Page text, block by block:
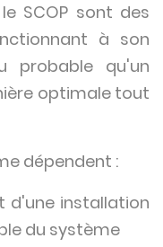
SCOP sont des
à son
probable qu'un
optimale tout
dépendent :
d'une installation
du système